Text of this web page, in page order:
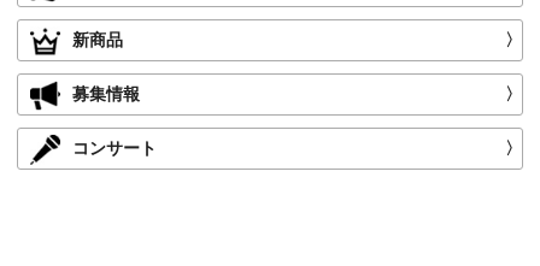
新商品 〉
募集情報 〉
コンサート 〉